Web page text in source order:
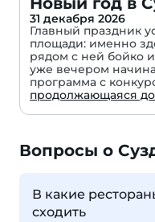
31 декабря 2026
Главный праздник
площади: именно
рядом с ней бойко
уже вечером
программа с
продолжающаяся до
Вопросы о
В какие
сходить